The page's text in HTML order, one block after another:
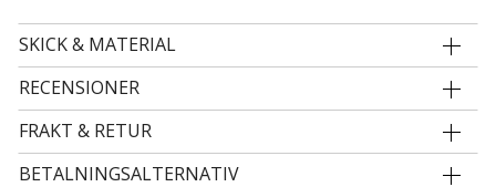
SKICK & MATERIAL
RECENSIONER
FRAKT & RETUR
BETALNINGSALTERNATIV